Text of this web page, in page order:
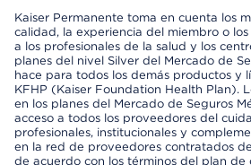
Kaiser Permanente toma en cuenta los
calidad, la experiencia del miembro o
a los profesionales de la salud y los
planes del nivel Silver del Mercado de
hace para todos los demás productos y
KFHP (Kaiser Foundation Health Plan).
en los planes del Mercado de Seguros
acceso a todos los proveedores del
profesionales, institucionales y
en la red de proveedores contratados
de acuerdo con los términos del plan de